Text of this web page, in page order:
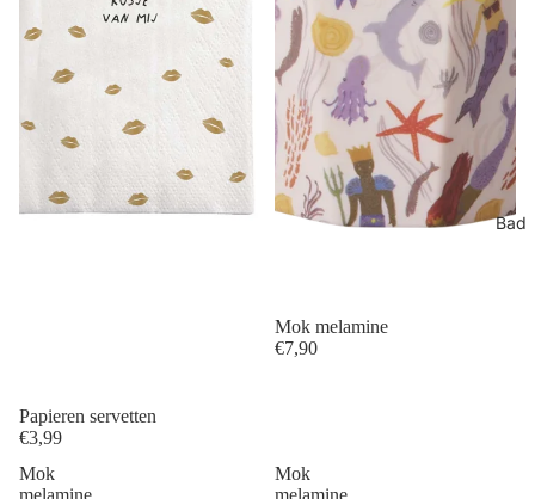
Bad
Papieren servetten
€3,99
Mok melamine
€7,90
Mok
melamine
Mok
melamine